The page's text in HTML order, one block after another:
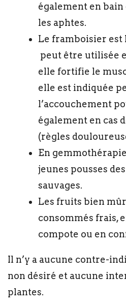
également en
les aphtes.
Le framboisier est
peut être utilisée
elle fortifie le
elle est indiquée
l’accouchement
également en cas
(règles
En
jeunes pousses
sauvages.
Les fruits bien
consommés frais,
compote ou en
Il n’y a aucune contre-
non désiré et aucune
plantes.